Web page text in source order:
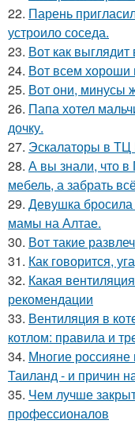
22. Парень
устроило соседа.
23. Вот как
24. Вот всем хороши
25. Вот они, минусы
26. Папа хотел
дочку.
27. Эскалаторы в ТЦ
28. А вы знали, что
мебель, а забрать
29. Девушка бросила
мамы на Алтае.
30. Вот такие
31. Как говорится,
32. Какая
рекомендации
33. Вентиляция в
котлом: правила и
34. Многие
Таиланд - и причин
35. Чем лучше
профессионалов